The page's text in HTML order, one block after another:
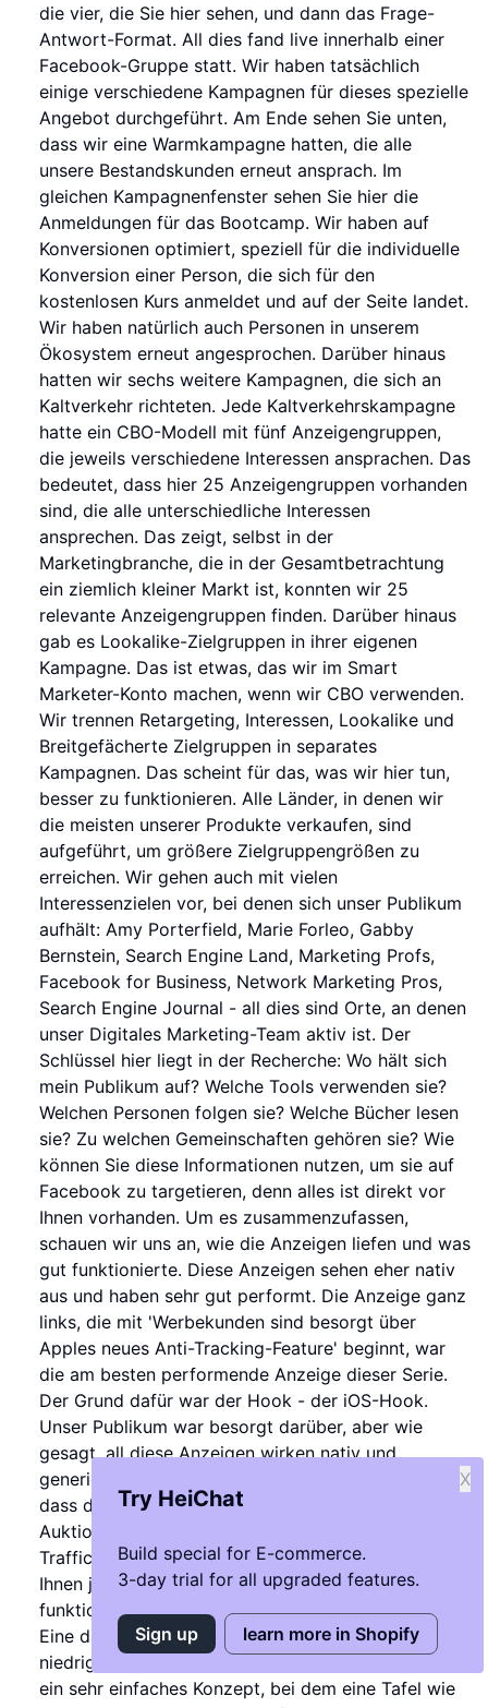
die vier, die Sie hier sehen, und dann das Frage-
Antwort-Format. All dies fand live innerhalb einer
Facebook-Gruppe statt. Wir haben tatsächlich
einige verschiedene Kampagnen für dieses spezielle
Angebot durchgeführt. Am Ende sehen Sie unten,
dass wir eine Warmkampagne hatten, die alle
unsere Bestandskunden erneut ansprach. Im
gleichen Kampagnenfenster sehen Sie hier die
Anmeldungen für das Bootcamp. Wir haben auf
Konversionen optimiert, speziell für die individuelle
Konversion einer Person, die sich für den
kostenlosen Kurs anmeldet und auf der Seite landet.
Wir haben natürlich auch Personen in unserem
Ökosystem erneut angesprochen. Darüber hinaus
hatten wir sechs weitere Kampagnen, die sich an
Kaltverkehr richteten. Jede Kaltverkehrskampagne
hatte ein CBO-Modell mit fünf Anzeigengruppen,
die jeweils verschiedene Interessen ansprachen. Das
bedeutet, dass hier 25 Anzeigengruppen vorhanden
sind, die alle unterschiedliche Interessen
ansprechen. Das zeigt, selbst in der
Marketingbranche, die in der Gesamtbetrachtung
ein ziemlich kleiner Markt ist, konnten wir 25
relevante Anzeigengruppen finden. Darüber hinaus
gab es Lookalike-Zielgruppen in ihrer eigenen
Kampagne. Das ist etwas, das wir im Smart
Marketer-Konto machen, wenn wir CBO verwenden.
Wir trennen Retargeting, Interessen, Lookalike und
Breitgefächerte Zielgruppen in separates
Kampagnen. Das scheint für das, was wir hier tun,
besser zu funktionieren. Alle Länder, in denen wir
die meisten unserer Produkte verkaufen, sind
aufgeführt, um größere Zielgruppengrößen zu
erreichen. Wir gehen auch mit vielen
Interessenzielen vor, bei denen sich unser Publikum
aufhält: Amy Porterfield, Marie Forleo, Gabby
Bernstein, Search Engine Land, Marketing Profs,
Facebook for Business, Network Marketing Pros,
Search Engine Journal - all dies sind Orte, an denen
unser Digitales Marketing-Team aktiv ist. Der
Schlüssel hier liegt in der Recherche: Wo hält sich
mein Publikum auf? Welche Tools verwenden sie?
Welchen Personen folgen sie? Welche Bücher lesen
sie? Zu welchen Gemeinschaften gehören sie? Wie
können Sie diese Informationen nutzen, um sie auf
Facebook zu targetieren, denn alles ist direkt vor
Ihnen vorhanden. Um es zusammenzufassen,
schauen wir uns an, wie die Anzeigen liefen und was
gut funktionierte. Diese Anzeigen sehen eher nativ
aus und haben sehr gut performt. Die Anzeige ganz
links, die mit 'Werbekunden sind besorgt über
Apples neues Anti-Tracking-Feature' beginnt, war
die am besten performende Anzeige dieser Serie.
Der Grund dafür war der Hook - der iOS-Hook.
Unser Publikum war besorgt darüber, aber wie
gesagt, all diese Anzeigen wirken nativ und
generieren soziale Bewährung, was Facebook sagt,
dass die Anzeige gut ist, wodurch Sie hoch im
Auktionsranking stehen und weniger für Ihren
Traffic zahlen müssen. Es ist ein System. Ich wollte
Ihnen jedoch zwei Anzeigen zeigen, die sehr gut
funktionierten und eher traditionellen Stil hatten.
Eine davon zeigte, dass die Anzeigekosten
niedriger waren als im letzten Jahr. Wir kamen auf
ein sehr einfaches Konzept, bei dem eine Tafel wie
Try HeiChat
Build special for E-commerce.
3-day trial for all upgraded features.
X
Sign up learn more in Shopify